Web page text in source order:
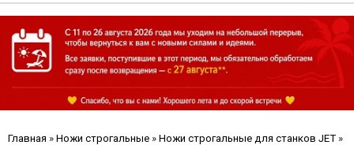
Главная » Ножи строгальные » Ножи строгальные для станков JET »